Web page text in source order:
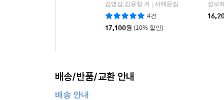
김병섭,김윤형 저
서해문집
4건
17,100원 (10% 할인)
성보
배송/반품/교환 안내
배송 안내